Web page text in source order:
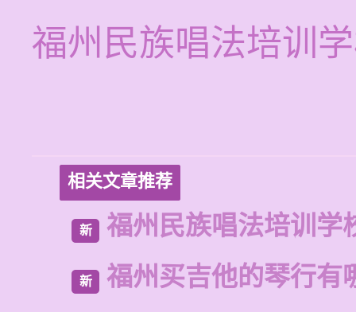
福州民族唱法培训
相关文章推荐
新 福州民族唱法培训学
新 福州买吉他的琴行有